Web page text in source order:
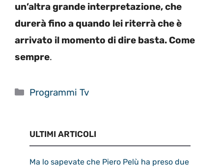
un’altra grande interpretazione, che
durerà fino a quando lei riterrà che è
arrivato il momento di dire basta. Come
sempre.
Categorie
Programmi Tv
ULTIMI ARTICOLI
Ma lo sapevate che Piero Pelù ha preso due